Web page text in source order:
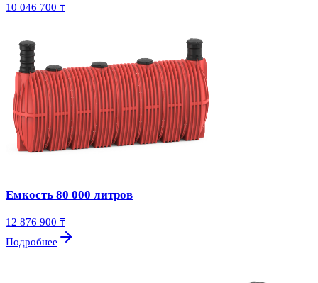
10 046 700 ₸
Емкость 80 000 литров
12 876 900 ₸
Подробнее